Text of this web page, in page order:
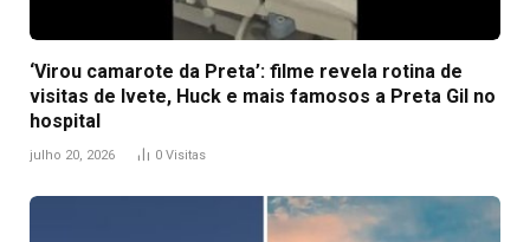
‘Virou camarote da Preta’: filme revela rotina de
visitas de Ivete, Huck e mais famosos a Preta Gil no
hospital
julho 20, 2026 0 Visitas